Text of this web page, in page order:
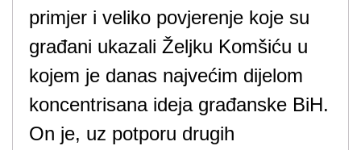
primjer i veliko povjerenje koje su
građani ukazali Željku Komšiću u
kojem je danas najvećim dijelom
koncentrisana ideja građanske BiH.
On je, uz potporu drugih